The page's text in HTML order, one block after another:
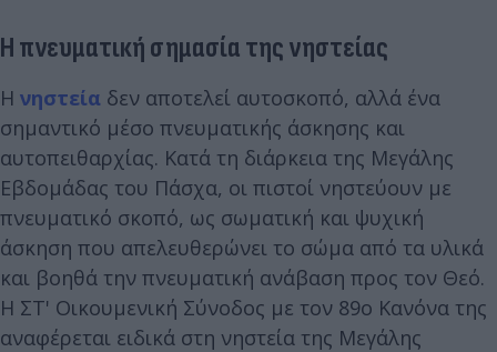
Η πνευματική σημασία της νηστείας
Η νηστεία δεν αποτελεί αυτοσκοπό, αλλά ένα
σημαντικό μέσο πνευματικής άσκησης και
αυτοπειθαρχίας. Κατά τη διάρκεια της Μεγάλης
Εβδομάδας του Πάσχα, οι πιστοί νηστεύουν με
πνευματικό σκοπό, ως σωματική και ψυχική
άσκηση που απελευθερώνει το σώμα από τα υλικά
και βοηθά την πνευματική ανάβαση προς τον Θεό.
Η ΣΤ' Οικουμενική Σύνοδος με τον 89ο Κανόνα της
αναφέρεται ειδικά στη νηστεία της Μεγάλης